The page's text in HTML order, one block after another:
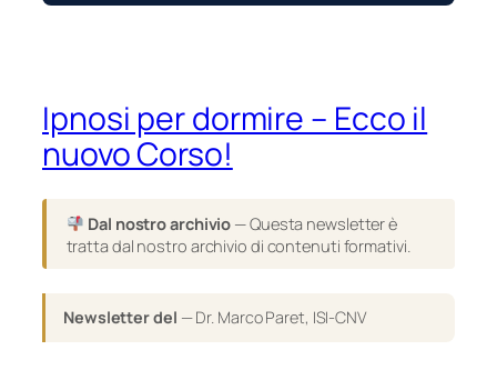
Ipnosi per dormire – Ecco il
nuovo Corso!
Dal nostro archivio — Questa newsletter è
tratta dal nostro archivio di contenuti formativi.
Newsletter del — Dr. Marco Paret, ISI-CNV